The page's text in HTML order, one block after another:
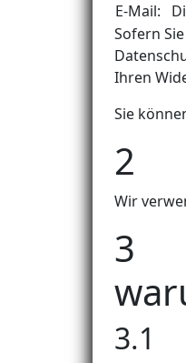
E-Mail:
Sofern
Ihren
Sie
2
Wir
3
3.1